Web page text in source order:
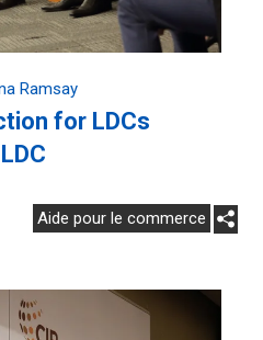
Ramsay
for LDCs
Aide pour le commerce